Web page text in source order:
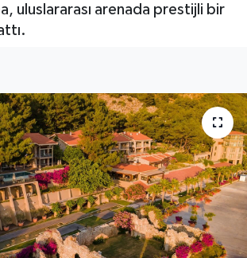
uluslararası arenada prestijli bir